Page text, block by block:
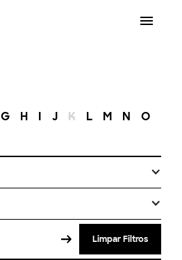
G H I J K L M N O
Limpar Filtros